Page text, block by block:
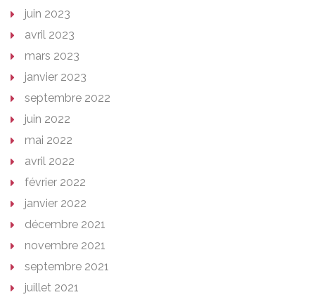
juin 2023
avril 2023
mars 2023
janvier 2023
septembre 2022
juin 2022
mai 2022
avril 2022
février 2022
janvier 2022
décembre 2021
novembre 2021
septembre 2021
juillet 2021